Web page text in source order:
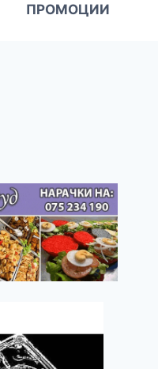
ПРОМОЦИИ